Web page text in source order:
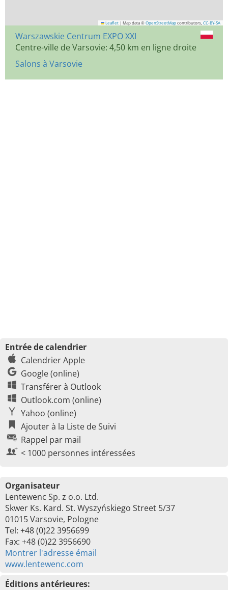
Leaflet | Map data © OpenStreetMap contributors, CC-BY-SA
Warszawskie Centrum EXPO XXI
Centre-ville de Varsovie: 4,50 km en ligne droite
Salons à Varsovie
Entrée de calendrier
Calendrier Apple
Google (online)
Transférer à Outlook
Outlook.com (online)
Yahoo (online)
Ajouter à la Liste de Suivi
Rappel par mail
< 1000 personnes intéressées
Organisateur
Lentewenc Sp. z o.o. Ltd.
Skwer Ks. Kard. St. Wyszyńskiego Street 5/37
01015 Varsovie, Pologne
Tel: +48 (0)22 3956699
Fax: +48 (0)22 3956690
Montrer l'adresse émail
www.lentewenc.com
Éditions antérieures: